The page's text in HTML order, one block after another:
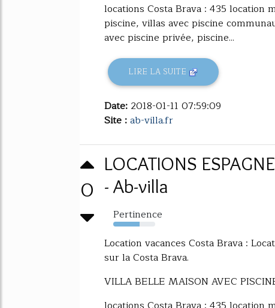
locations Costa Brava : 435 location
piscine, villas avec piscine
avec piscine privée, piscine...
LIRE LA SUITE
Date: 2018-01-11 07:59:09
Site :ab-villa.fr
0
LOCATIONS
- Ab-villa
Pertinence
63%
Location vacances Costa Brava :
sur la Costa Brava.
VILLA BELLE MAISON AVEC